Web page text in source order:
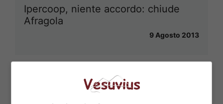
Ipercoop, niente accordo: chiude
Afragola
9 Agosto 2013